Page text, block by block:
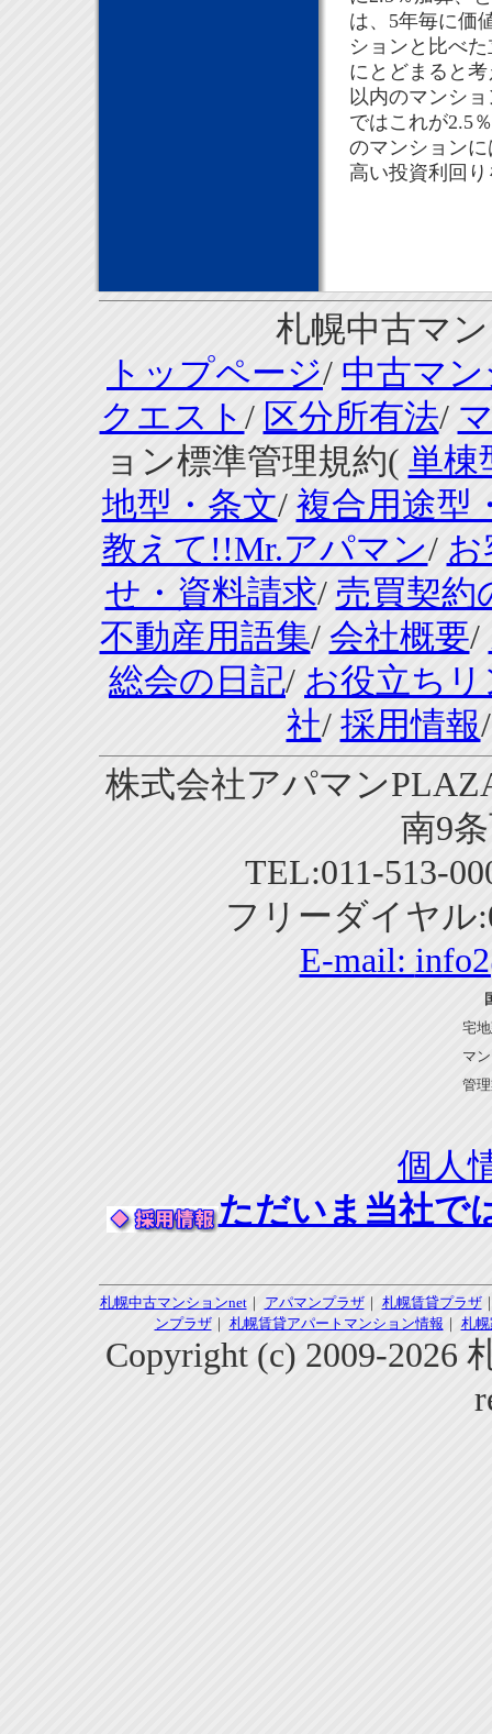
は、5年毎に価
ションと比べ
にとどまると
以内のマンシ
ではこれが2.5
のマンション
高い投資利回
札幌中古マ
トップページ/ 中古マ
クエスト / 区分所有法/
ョン標準管理規約( 単棟
地型・条文/ 複合用途型
教えて!!Mr.アパマン/ お
せ・資料請求/ 売買契約
不動産用語集/ 会社概要/
総会の日記/ お役立ち
社/ 採用情報
株式会社アパマン
南9
TEL:011-513-
フリーダイヤル
E-mail:
宅
マ
管
個人
ただいま当社で
札幌中古マンションnet｜ アパマンプラザ｜ 札幌賃貸プラザ
ンプラザ｜ 札幌賃貸アパートマンション情報 ｜ 札
Copyright (c) 2009-2026